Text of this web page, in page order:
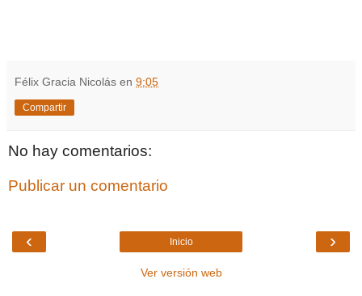
Félix Gracia Nicolás en 9:05
Compartir
No hay comentarios:
Publicar un comentario
‹ ›
Inicio
Ver versión web